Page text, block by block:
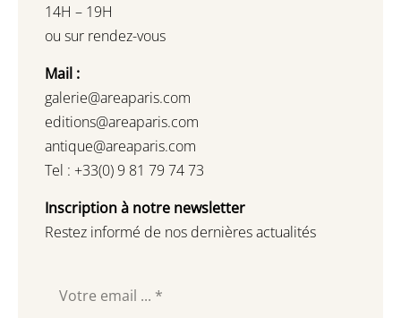
14H – 19H
ou sur rendez-vous
Mail :
galerie@areaparis.com
editions@areaparis.com
antique@areaparis.com
Tel : +33(0) 9 81 79 74 73
Inscription à notre newsletter
Restez informé de nos dernières actualités